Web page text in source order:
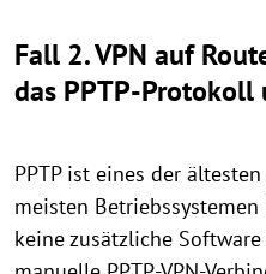
Fall 2. VPN auf
das PPTP-Protokoll
PPTP ist eines der
meisten
keine zusätzliche